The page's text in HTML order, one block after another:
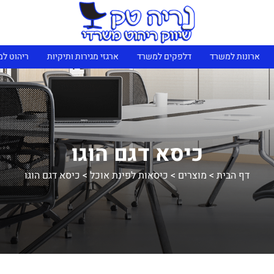
למשרד דלפקים למשרד ארגזי מגירות ותיקיות ריהוט
כיסא דגם הוגו
דף הבית > מוצרים > כיסאות לפינת אוכל > כיסא דגם הוגו